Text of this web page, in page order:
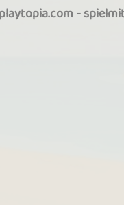
playtopia.com -